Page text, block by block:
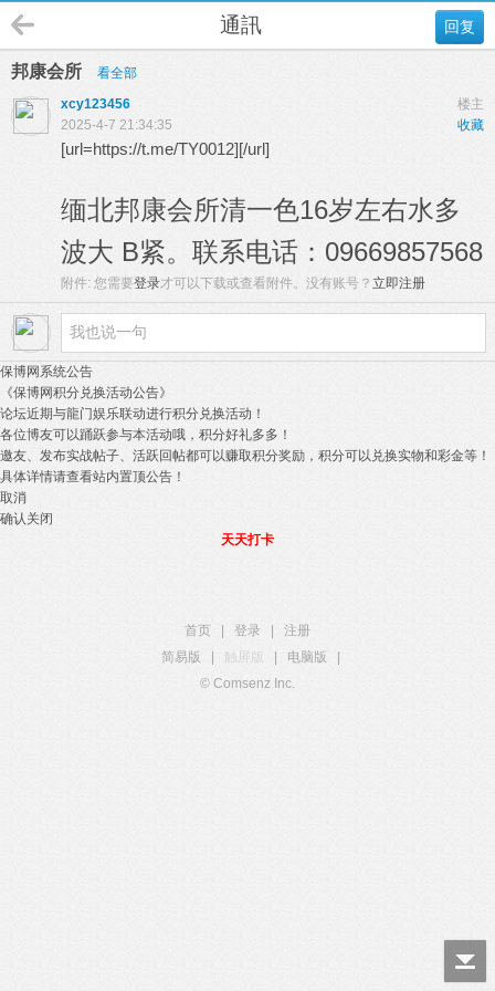
回复
通訊
邦康会所
看全部
楼主
xcy123456
收藏
2025-4-7 21:34:35
[url=https://t.me/TY0012][/url]
缅北邦康会所清一色16岁左右水多
波大 B紧。联系电话：09669857568
附件: 您需要登录才可以下载或查看附件。没有账号？ 立即注册
保博网系统公告
《保博网积分兑换活动公告》
论坛近期与龍门娱乐联动进行积分兑换活动！
各位博友可以踊跃参与本活动哦，积分好礼多多！
邀友、发布实战帖子、活跃回帖都可以赚取积分奖励，积分可以兑换实物和彩金等！
具体详情请查看站内置顶公告！
取消
确认关闭
天天打卡
首页 登录
注册
简易版
触屏版 电脑版
© Comsenz Inc.